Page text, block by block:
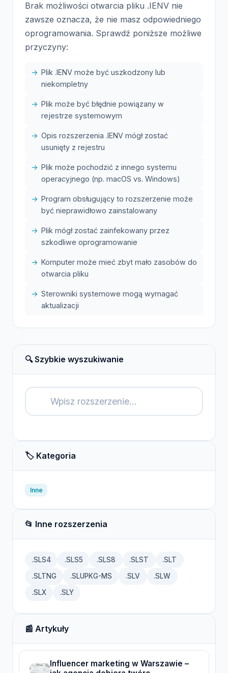
Brak możliwości otwarcia pliku .IENV nie
zawsze oznacza, że nie masz odpowiedniego
oprogramowania. Sprawdź poniższe możliwe
przyczyny:
Plik .IENV może być uszkodzony lub
niekompletny
Plik może być błędnie powiązany w
rejestrze systemowym
Opis rozszerzenia .IENV mógł zostać
usunięty z rejestru
Plik może pochodzić z innego systemu
operacyjnego (np. macOS vs. Windows)
Program obsługujący to rozszerzenie może
być nieprawidłowo zainstalowany
Plik mógł zostać zainfekowany przez
szkodliwe oprogramowanie
Komputer może mieć zbyt mało zasobów do
otwarcia pliku
Sterowniki systemowe mogą wymagać
aktualizacji
🔍 Szybkie wyszukiwanie
🏷️ Kategoria
Inne
📂 Inne rozszerzenia
.SLS4 .SLS5 .SLS8 .SLST .SLT
.SLTNG .SLUPKG-MS .SLV .SLW
.SLX .SLY
📰 Artykuły
Influencer marketing w Warszawie –